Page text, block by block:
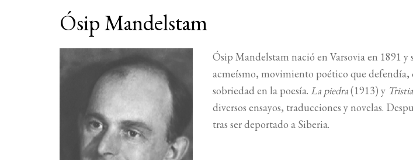
Ósip Mandelstam
Ósip Mandelstam nació en Varsovia en 1891
acmeísmo, movimiento poético que
sobriedad en la poesía. La piedra(1913) y Tristia
diversos ensayos, traducciones y novelas.
tras ser deportado a Siberia.